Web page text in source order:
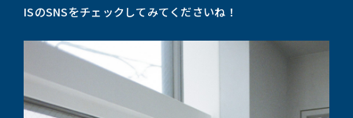
ISのSNSをチェックしてみてくださいね！